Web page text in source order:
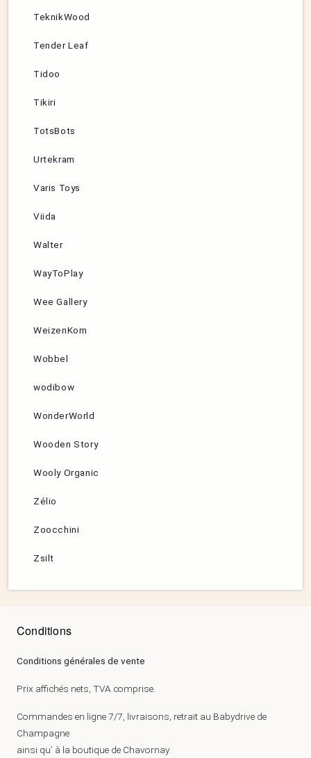
TeknikWood
Tender Leaf
Tidoo
Tikiri
TotsBots
Urtekram
Varis Toys
Viida
Walter
WayToPlay
Wee Gallery
WeizenKorn
Wobbel
wodibow
WonderWorld
Wooden Story
Wooly Organic
Zélio
Zoocchini
Zsilt
Conditions
Conditions générales de vente
Prix affichés nets, TVA comprise.
Commandes en ligne 7/7, livraisons, retrait au Babydrive de
Champagne
ainsi qu’ à la boutique de Chavornay